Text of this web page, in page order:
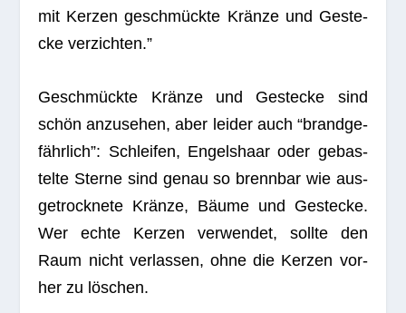
mit Ker­zen geschmückte Kränze und Geste­
cke verzichten.”
Geschmückte Kränze und Geste­cke sind
schön anzu­se­hen, aber lei­der auch “brand­ge­
fähr­lich”: Schlei­fen, Engels­haar oder gebas­
telte Sterne sind genau so brenn­bar wie aus­
ge­trock­nete Kränze, Bäume und Geste­cke.
Wer echte Ker­zen ver­wen­det, sollte den
Raum nicht ver­las­sen, ohne die Ker­zen vor­
her zu löschen.